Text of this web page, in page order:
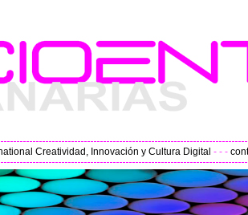
Creatividad, Innovación y Cultura Digital - - -